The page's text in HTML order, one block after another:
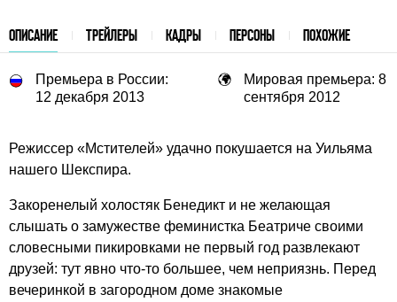
ОПИСАНИЕ ТРЕЙЛЕРЫ КАДРЫ ПЕРСОНЫ ПОХОЖИЕ
Премьера в России:
12 декабря 2013
Мировая премьера: 8
сентября 2012
Режиссер «Мстителей» удачно покушается на Уильяма
нашего Шекспира.
Закоренелый холостяк Бенедикт и не желающая
слышать о замужестве феминистка Беатриче своими
словесными пикировками не первый год развлекают
друзей: тут явно что-то большее, чем неприязнь. Перед
вечеринкой в загородном доме знакомые